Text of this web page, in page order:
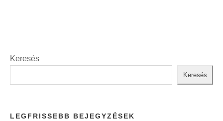
Keresés
Keresés
LEGFRISSEBB BEJEGYZÉSEK